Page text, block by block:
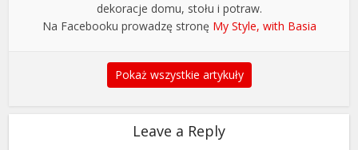
dekoracje domu, stołu i potraw.
Na Facebooku prowadzę stronę My Style, with Basia
Pokaż wszystkie artykuły
Leave a Reply